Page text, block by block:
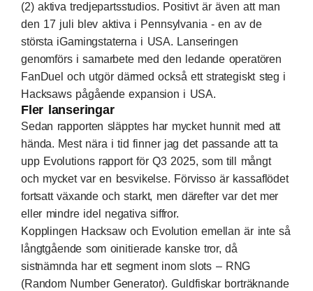
(2) aktiva tredjepartsstudios. Positivt är även att man
den 17 juli blev aktiva i Pennsylvania - en av de
största iGamingstaterna i USA. Lanseringen
genomförs i samarbete med den ledande operatören
FanDuel och utgör därmed också ett strategiskt steg i
Hacksaws pågående expansion i USA.
Fler lanseringar
Sedan rapporten släpptes har mycket hunnit med att
hända. Mest nära i tid finner jag det passande att ta
upp Evolutions rapport för Q3 2025, som till mångt
och mycket var en besvikelse. Förvisso är kassaflödet
fortsatt växande och starkt, men därefter var det mer
eller mindre idel negativa siffror.
Kopplingen Hacksaw och Evolution emellan är inte så
långtgående som oinitierade kanske tror, då
sistnämnda har ett segment inom slots – RNG
(Random Number Generator). Guldfiskar borträknande